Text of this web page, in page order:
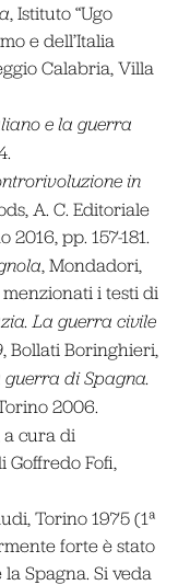
, Istituto “Ugo
e dell’Italia
Calabria, Villa
e la guerra
in
A. C. Editoriale
pp. 157-181.
, Mondadori,
i testi di
La guerra civile
, Bollati Boringhieri,
guerra di Spagna.
2006.
a cura di
Goffredo Fofi,
Torino 1975 (1ª
forte è stato
Spagna. Si veda